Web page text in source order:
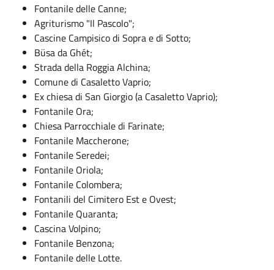
Fontanile delle Canne;
Agriturismo "Il Pascolo";
Cascine Campisico di Sopra e di Sotto;
Büsa da Ghét;
Strada della Roggia Alchina;
Comune di Casaletto Vaprio;
Ex chiesa di San Giorgio (a Casaletto Vaprio);
Fontanile Ora;
Chiesa Parrocchiale di Farinate;
Fontanile Maccherone;
Fontanile Seredei;
Fontanile Oriola;
Fontanile Colombera;
Fontanili del Cimitero Est e Ovest;
Fontanile Quaranta;
Cascina Volpino;
Fontanile Benzona;
Fontanile delle Lotte.